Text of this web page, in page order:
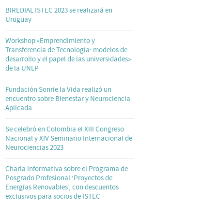
BIREDIAL ISTEC 2023 se realizará en
Uruguay
Workshop «Emprendimiento y
Transferencia de Tecnología: modelos de
desarrollo y el papel de las universidades»
de la UNLP
Fundación Sonríe la Vida realizó un
encuentro sobre Bienestar y Neurociencia
Aplicada
Se celebró en Colombia el XIII Congreso
Nacional y XIV Seminario Internacional de
Neurociencias 2023
Charla informativa sobre el Programa de
Posgrado Profesional ‘Proyectos de
Energías Renovables’, con descuentos
exclusivos para socios de ISTEC